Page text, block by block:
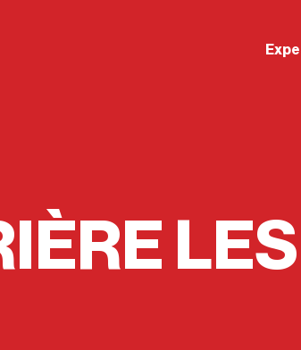
LES